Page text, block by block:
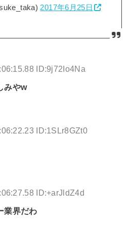
2017年6月25日
ID:9j72Io4Na
みやw
ID:1SLr8GZt0
ID:+arJldZ4d
業界だわ